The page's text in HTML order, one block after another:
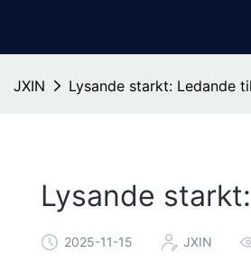
JXIN Lysande starkt: Ledande
Lysande
2025-11-15 JXIN